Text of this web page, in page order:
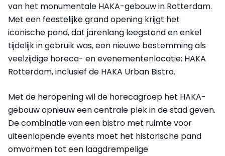
van het monumentale HAKA-gebouw in Rotterdam.
Met een feestelijke grand opening krijgt het
iconische pand, dat jarenlang leegstond en enkel
tijdelijk in gebruik was, een nieuwe bestemming als
veelzijdige horeca- en evenementenlocatie: HAKA
Rotterdam, inclusief de HAKA Urban Bistro.
Met de heropening wil de horecagroep het HAKA-
gebouw opnieuw een centrale plek in de stad geven.
De combinatie van een bistro met ruimte voor
uiteenlopende events moet het historische pand
omvormen tot een laagdrempelige